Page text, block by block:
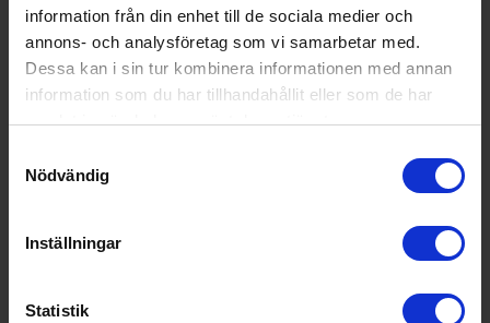
information från din enhet till de sociala medier och
annons- och analysföretag som vi samarbetar med.
Dessa kan i sin tur kombinera informationen med annan
information som du har tillhandahållit eller som de har
samlat in när du har använt deras tjänster.
Nödvändig
Inställningar
Statistik
CylindaKFS6180NEBIE
15 990:-
19 695:-